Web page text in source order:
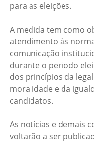
para as eleições.
A medida tem como
atendimento às
comunicação
durante o período
dos princípios da
moralidade e da
candidatos.
As notícias e demais
voltarão a ser